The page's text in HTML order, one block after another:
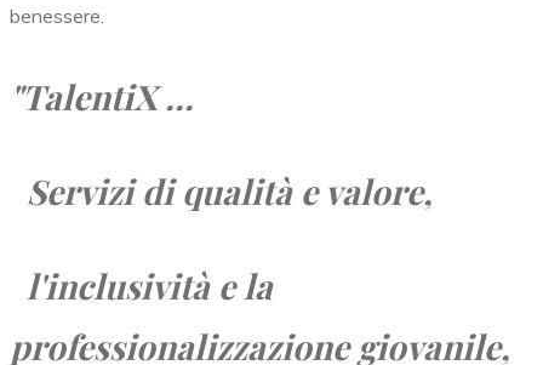
benessere.
"TalentiX ...
Servizi di qualità e valore,
l'inclusività e la
professionalizzazione giovanile,